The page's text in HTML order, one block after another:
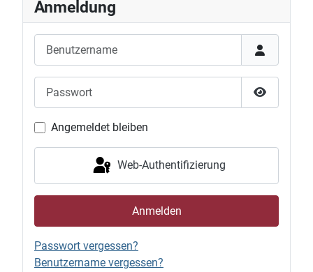
Anmeldung
Passwort
Angemeldet bleiben
Web-Authentifizierung
Anmelden
Passwort vergessen?
Benutzername vergessen?